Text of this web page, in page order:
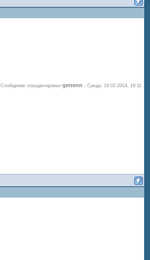
Сообщение отредактировал genenn - Среда, 19.02.2014, 18:11